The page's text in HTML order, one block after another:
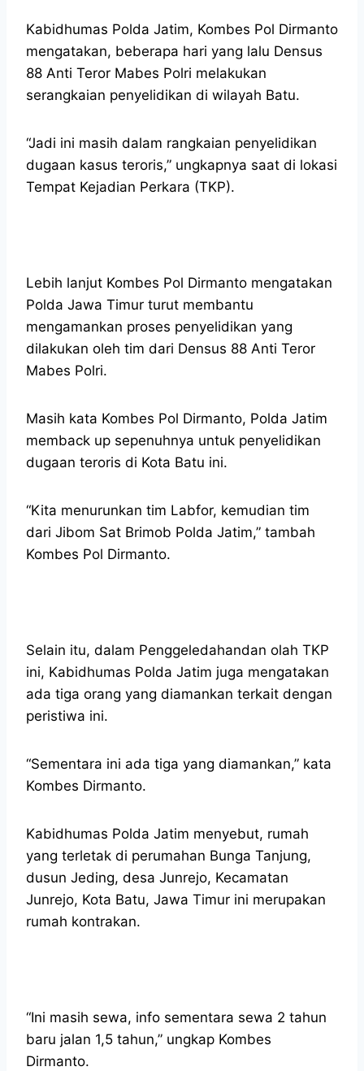
Kabidhumas Polda Jatim, Kombes Pol Dirmanto
mengatakan, beberapa hari yang lalu Densus
88 Anti Teror Mabes Polri melakukan
serangkaian penyelidikan di wilayah Batu.
“Jadi ini masih dalam rangkaian penyelidikan
dugaan kasus teroris,” ungkapnya saat di lokasi
Tempat Kejadian Perkara (TKP).
Lebih lanjut Kombes Pol Dirmanto mengatakan
Polda Jawa Timur turut membantu
mengamankan proses penyelidikan yang
dilakukan oleh tim dari Densus 88 Anti Teror
Mabes Polri.
Masih kata Kombes Pol Dirmanto, Polda Jatim
memback up sepenuhnya untuk penyelidikan
dugaan teroris di Kota Batu ini.
“Kita menurunkan tim Labfor, kemudian tim
dari Jibom Sat Brimob Polda Jatim,” tambah
Kombes Pol Dirmanto.
Selain itu, dalam Penggeledahandan olah TKP
ini, Kabidhumas Polda Jatim juga mengatakan
ada tiga orang yang diamankan terkait dengan
peristiwa ini.
“Sementara ini ada tiga yang diamankan,” kata
Kombes Dirmanto.
Kabidhumas Polda Jatim menyebut, rumah
yang terletak di perumahan Bunga Tanjung,
dusun Jeding, desa Junrejo, Kecamatan
Junrejo, Kota Batu, Jawa Timur ini merupakan
rumah kontrakan.
“Ini masih sewa, info sementara sewa 2 tahun
baru jalan 1,5 tahun,” ungkap Kombes
Dirmanto.